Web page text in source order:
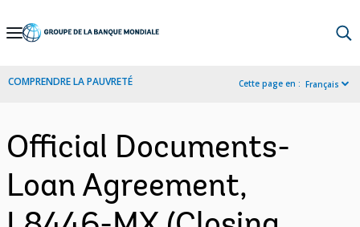
Skip
Navigation
COMPRENDRE LA PAUVRETÉ Cette page en : Français
Official Documents-
Loan Agreement,